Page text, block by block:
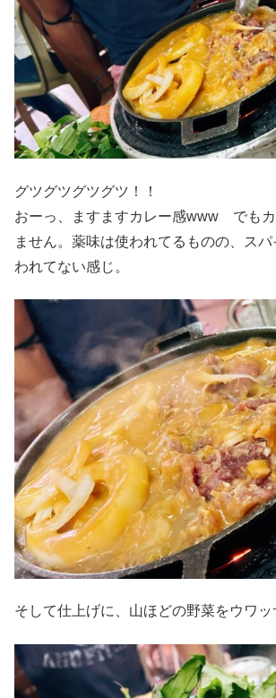
グツグツグツグツ！！
おーっ、ますますカレー感www でも
ません。薬味は使われてるものの、ス
われてない感じ。
そして仕上げに、山ほどの野菜をウワ